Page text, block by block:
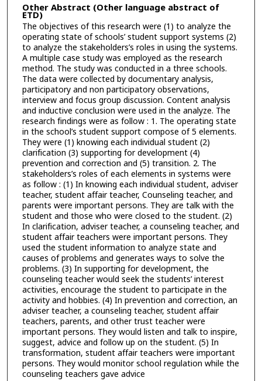
Other Abstract (Other language abstract of
ETD)
The objectives of this research were (1) to analyze the
operating state of schools’ student support systems (2)
to analyze the stakeholders’s roles in using the systems.
A multiple case study was employed as the research
method. The study was conducted in a three schools.
The data were collected by documentary analysis,
participatory and non participatory observations,
interview and focus group discussion. Content analysis
and inductive conclusion were used in the analyze. The
research findings were as follow : 1. The operating state
in the school’s student support compose of 5 elements.
They were (1) knowing each individual student (2)
clarification (3) supporting for development (4)
prevention and correction and (5) transition. 2. The
stakeholders’s roles of each elements in systems were
as follow : (1) In knowing each individual student, adviser
teacher, student affair teacher, Counseling teacher, and
parents were important persons. They are talk with the
student and those who were closed to the student. (2)
In clarification, adviser teacher, a counseling teacher, and
student affair teachers were important persons. They
used the student information to analyze state and
causes of problems and generates ways to solve the
problems. (3) In supporting for development, the
counseling teacher would seek the students’ interest
activities, encourage the student to participate in the
activity and hobbies. (4) In prevention and correction, an
adviser teacher, a counseling teacher, student affair
teachers, parents, and other trust teacher were
important persons. They would listen and talk to inspire,
suggest, advice and follow up on the student. (5) In
transformation, student affair teachers were important
persons. They would monitor school regulation while the
counseling teachers gave advice